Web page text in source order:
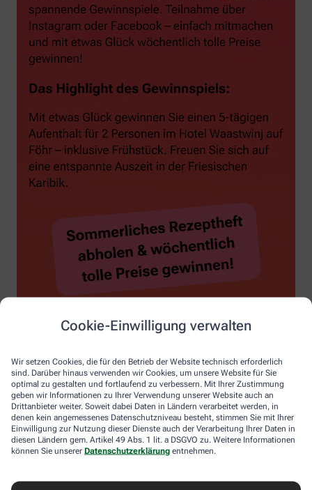
Cookie-Einwilligung verwalten
Wir setzen Cookies, die für den Betrieb der Website technisch erforderlich
sind. Darüber hinaus verwenden wir Cookies, um unsere Website für Sie
optimal zu gestalten und fortlaufend zu verbessern. Mit Ihrer Zustimmung
geben wir Informationen zu Ihrer Verwendung unserer Website auch an
Drittanbieter weiter. Soweit dabei Daten in Ländern verarbeitet werden, in
denen kein angemessenes Datenschutzniveau besteht, stimmen Sie mit Ihrer
Einwilligung zur Nutzung dieser Dienste auch der Verarbeitung Ihrer Daten in
diesen Ländern gem. Artikel 49 Abs. 1 lit. a DSGVO zu. Weitere Informationen
können Sie unserer Datenschutzerklärung entnehmen.